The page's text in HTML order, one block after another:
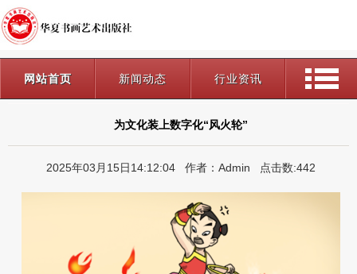
网站首页 新闻动态 行业资讯
为文化装上数字化“风火轮”
2025年03月15日14:12:04 作者：Admin 点击数:442